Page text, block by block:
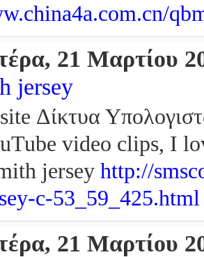
21 Μαρτίου
jersey
Δίκτυα
video clips, I
jersey http://
c-53_59_425.html
21 Μαρτίου